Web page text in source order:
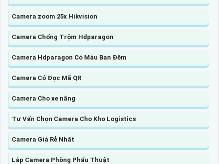
Camera zoom 25x Hikvision
Camera Chống Trộm Hdparagon
Camera Hdparagon Có Màu Ban Đêm
Camera Có Đọc Mã QR
Camera Cho xe nâng
Tư Vấn Chọn Camera Cho Kho Logistics
Camera Giá Rẻ Nhất
Lắp Camera Phòng Phẩu Thuật